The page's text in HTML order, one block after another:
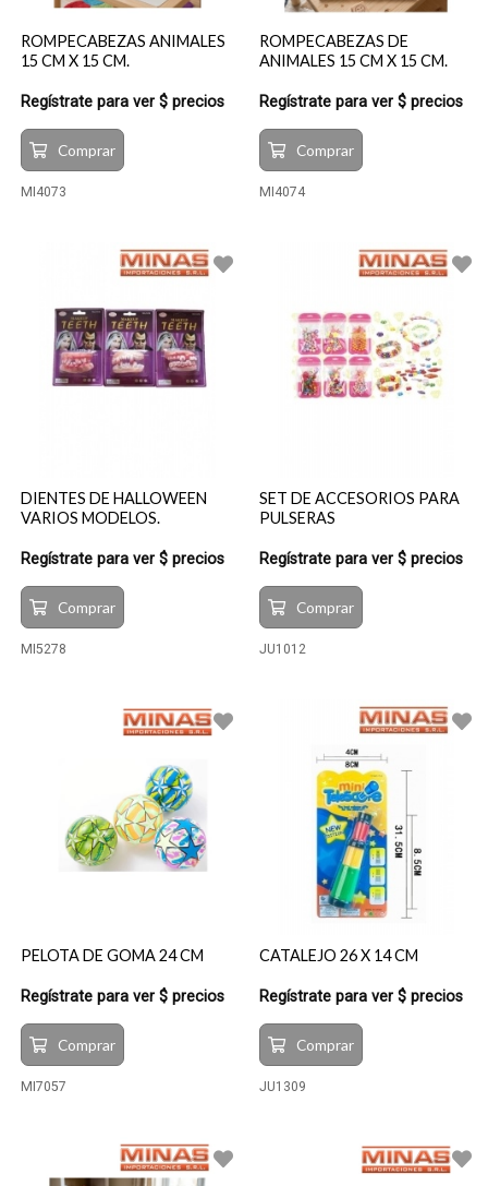
ROMPECABEZAS ANIMALES
15 CM X 15 CM.
Regístrate para ver $ precios
Comprar
MI4073
ROMPECABEZAS DE
ANIMALES 15 CM X 15 CM.
Regístrate para ver $ precios
Comprar
MI4074
DIENTES DE HALLOWEEN
VARIOS MODELOS.
Regístrate para ver $ precios
Comprar
MI5278
SET DE ACCESORIOS PARA
PULSERAS
Regístrate para ver $ precios
Comprar
JU1012
PELOTA DE GOMA 24 CM
Regístrate para ver $ precios
Comprar
MI7057
CATALEJO 26 X 14 CM
Regístrate para ver $ precios
Comprar
JU1309